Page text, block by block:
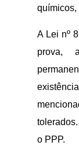
químicos,
A Lei nº
prova,
o PPP.